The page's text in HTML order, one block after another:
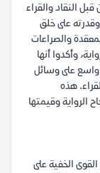
النقاد والقراء
على خلق
والصراعات
وأكدوا أنها
واسع على وسائل
هذه
الرواية وقيمتها
القوى الخفية على